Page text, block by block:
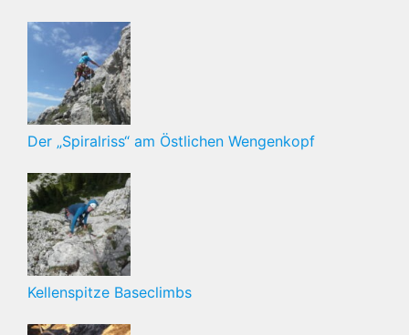
Der „Spiralriss“ am Östlichen Wengenkopf
Kellenspitze Baseclimbs